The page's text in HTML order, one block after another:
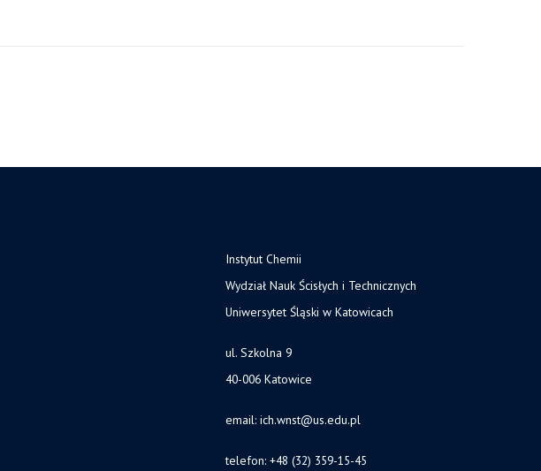
Instytut Chemii
Wydział Nauk Ścisłych i Technicznych
Uniwersytet Śląski w Katowicach
ul. Szkolna 9
40-006 Katowice
email: ich.wnst@us.edu.pl
telefon: +48 (32) 359-15-45